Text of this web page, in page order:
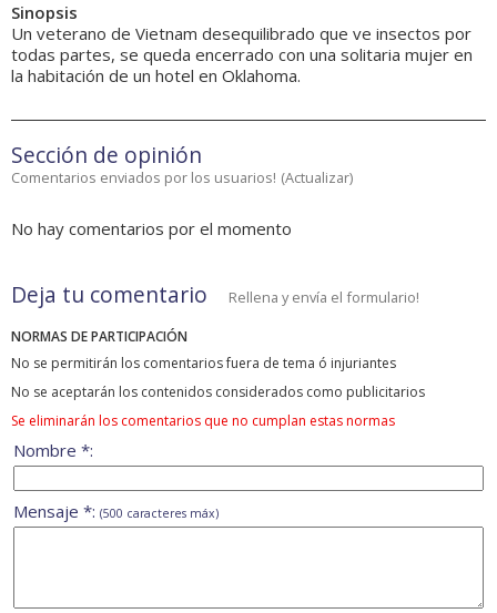
Sinopsis
Un veterano de Vietnam desequilibrado que ve insectos por
todas partes, se queda encerrado con una solitaria mujer en
la habitación de un hotel en Oklahoma.
Sección de opinión
Comentarios enviados por los usuarios! (Actualizar)
No hay comentarios por el momento
Deja tu comentario Rellena y envía el formulario!
NORMAS DE PARTICIPACIÓN
No se permitirán los comentarios fuera de tema ó injuriantes
No se aceptarán los contenidos considerados como publicitarios
Se eliminarán los comentarios que no cumplan estas normas
Nombre *:
Mensaje *: (500 caracteres máx)